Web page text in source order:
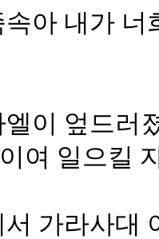
아 내가 너
이 엎드러
여 일으킬
가라사대